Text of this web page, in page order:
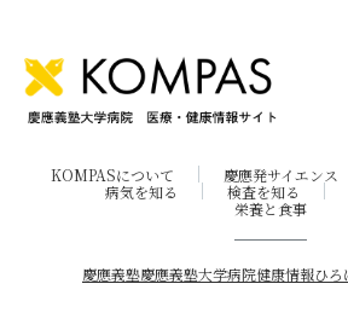
KOMPASについて 慶應発サイエンス
病気を知る
検査を知る
栄養と食事
慶應義塾慶應義塾大学病院健康情報ひろ